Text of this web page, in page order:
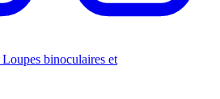
Loupes binoculaires et